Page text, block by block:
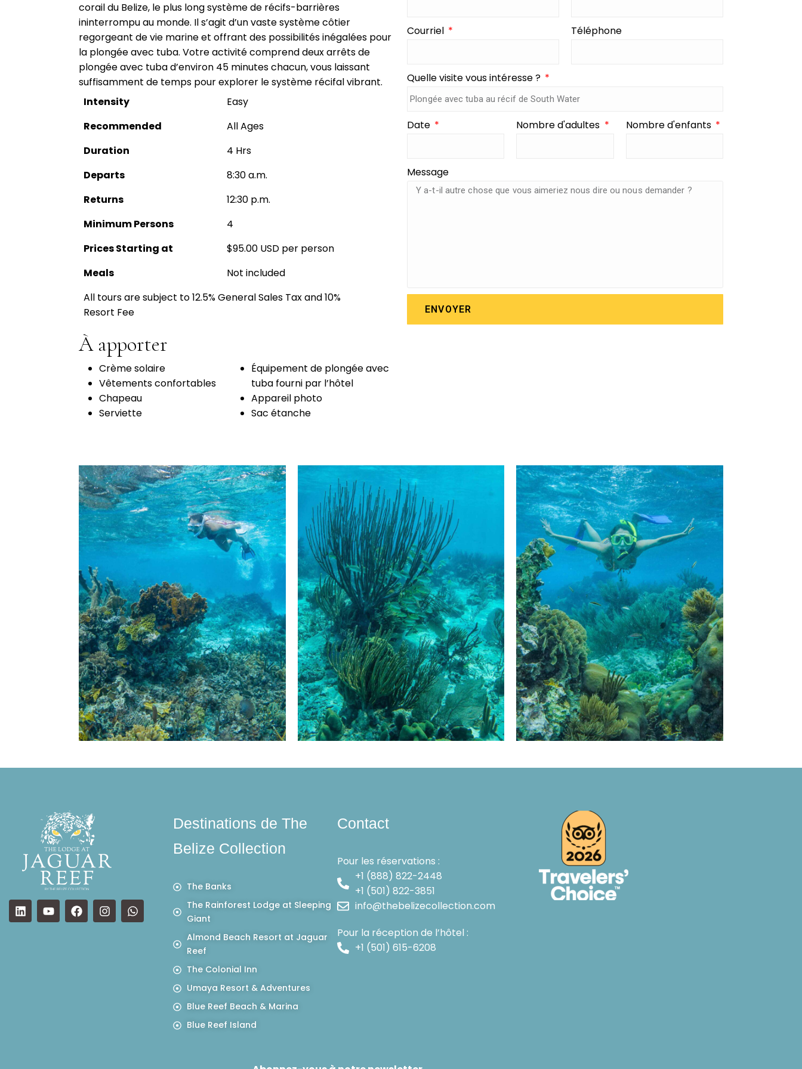
corail du Belize, le plus long système de récifs-barrières
ininterrompu au monde. Il s’agit d’un vaste système côtier
regorgeant de vie marine et offrant des possibilités inégalées pour
la plongée avec tuba. Votre activité comprend deux arrêts de
plongée avec tuba d’environ 45 minutes chacun, vous laissant
suffisamment de temps pour explorer le système récifal vibrant.
Intensity
Easy
Recommended
All Ages
Duration
4 Hrs
Departs
8:30 a.m.
Returns
12:30 p.m.
Minimum Persons
4
Prices Starting at
$95.00 USD per person
Meals
Not included
All tours are subject to 12.5% General Sales Tax and 10%
Resort Fee
À apporter
Crème solaire
Vêtements confortables
Chapeau
Serviette
Équipement de plongée avec
tuba fourni par l’hôtel
Appareil photo
Sac étanche
Courriel Téléphone
Quelle visite vous intéresse ?
Date Nombre d'adultes Nombre d'enfants
Message
ENVOYER
Destinations de The
Belize Collection
The Banks
The Rainforest Lodge at Sleeping
Giant
Almond Beach Resort at Jaguar
Reef
The Colonial Inn
Umaya Resort & Adventures
Blue Reef Beach & Marina
Blue Reef Island
Contact
Pour les réservations :
+1 (888) 822-2448
+1 (501) 822-3851
info@thebelizecollection.com
Pour la réception de l’hôtel :
+1 (501) 615-6208